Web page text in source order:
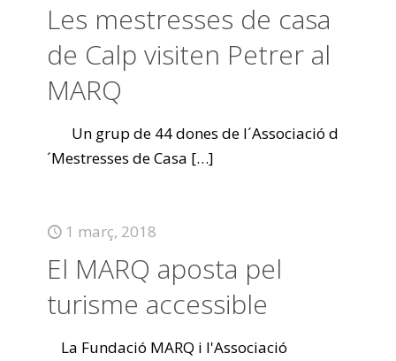
Les mestresses de casa
de Calp visiten Petrer al
MARQ
Un grup de 44 dones de l´Associació d
´Mestresses de Casa […]
1 març, 2018
El MARQ aposta pel
turisme accessible
La Fundació MARQ i l'Associació